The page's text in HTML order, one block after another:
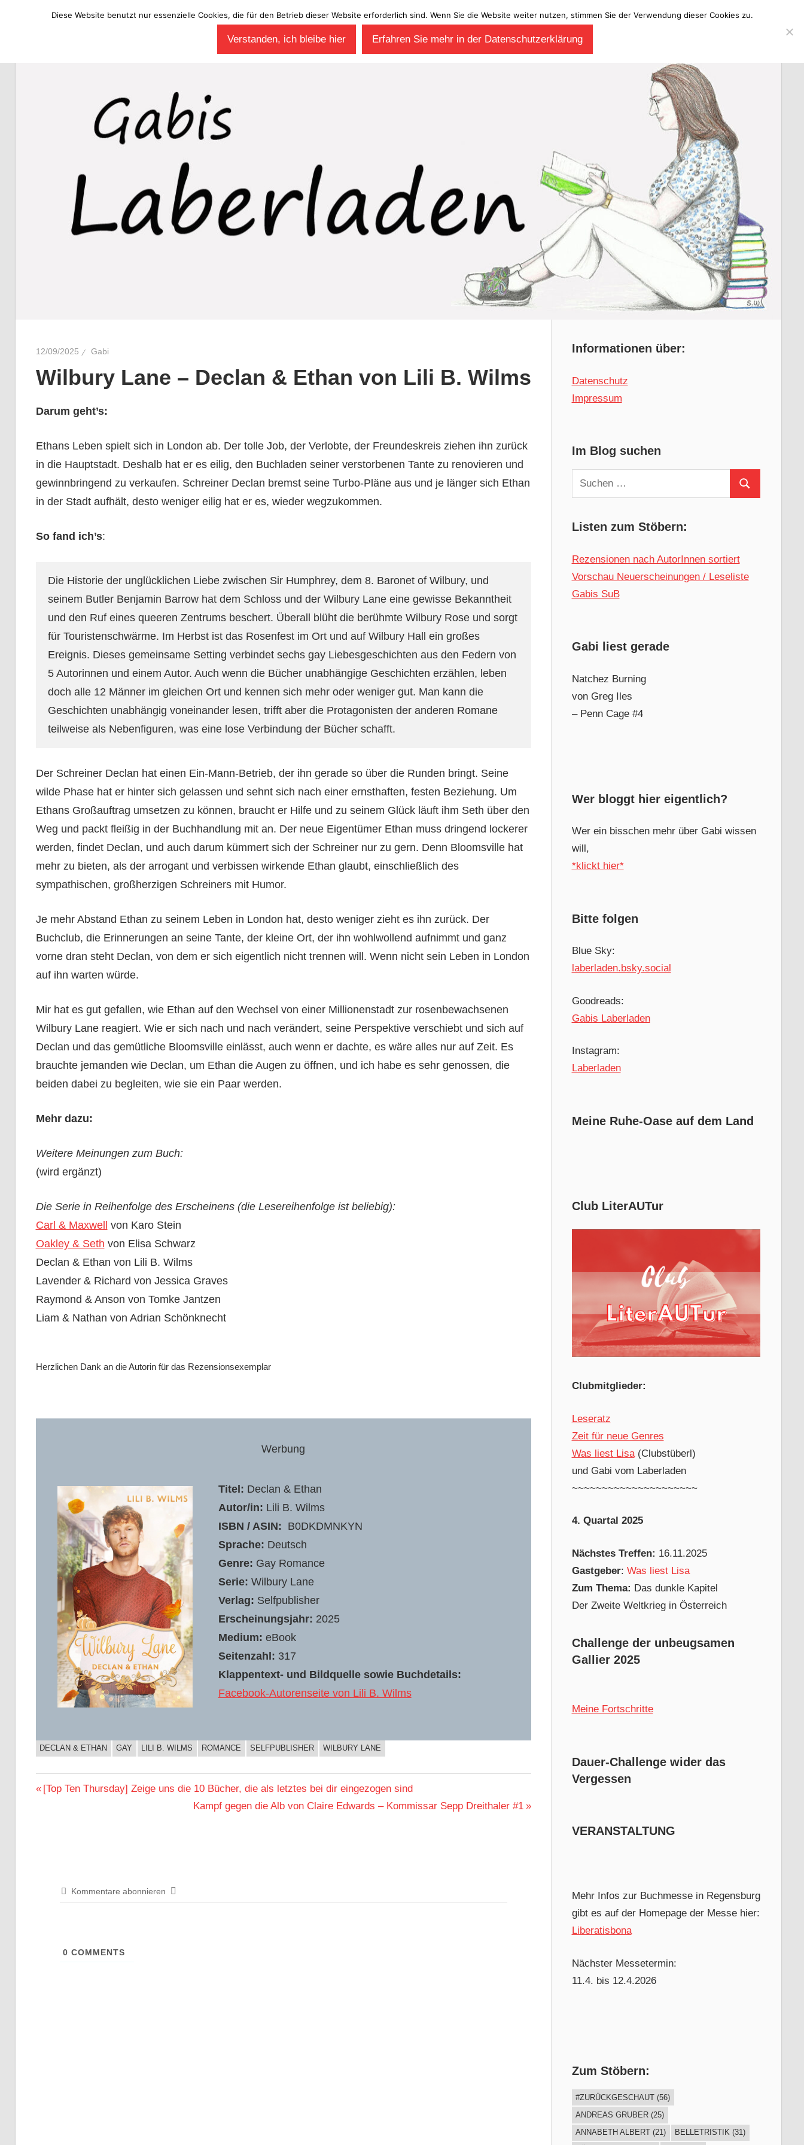
12/09/2025 Gabi
Wilbury Lane – Declan & Ethan von Lili B. Wilms
Darum geht’s:
Ethans Leben spielt sich in London ab. Der tolle Job, der Verlobte, der Freundeskreis ziehen ihn zurück
in die Hauptstadt. Deshalb hat er es eilig, den Buchladen seiner verstorbenen Tante zu renovieren und
gewinnbringend zu verkaufen. Schreiner Declan bremst seine Turbo-Pläne aus und je länger sich Ethan
in der Stadt aufhält, desto weniger eilig hat er es, wieder wegzukommen.
So fand ich’s:
Die Historie der unglücklichen Liebe zwischen Sir Humphrey, dem 8. Baronet of Wilbury, und
seinem Butler Benjamin Barrow hat dem Schloss und der Wilbury Lane eine gewisse Bekanntheit
und den Ruf eines queeren Zentrums beschert. Überall blüht die berühmte Wilbury Rose und sorgt
für Touristenschwärme. Im Herbst ist das Rosenfest im Ort und auf Wilbury Hall ein großes
Ereignis. Dieses gemeinsame Setting verbindet sechs gay Liebesgeschichten aus den Federn von
5 Autorinnen und einem Autor. Auch wenn die Bücher unabhängige Geschichten erzählen, leben
doch alle 12 Männer im gleichen Ort und kennen sich mehr oder weniger gut. Man kann die
Geschichten unabhängig voneinander lesen, trifft aber die Protagonisten der anderen Romane
teilweise als Nebenfiguren, was eine lose Verbindung der Bücher schafft.
Der Schreiner Declan hat einen Ein-Mann-Betrieb, der ihn gerade so über die Runden bringt. Seine
wilde Phase hat er hinter sich gelassen und sehnt sich nach einer ernsthaften, festen Beziehung. Um
Ethans Großauftrag umsetzen zu können, braucht er Hilfe und zu seinem Glück läuft ihm Seth über den
Weg und packt fleißig in der Buchhandlung mit an. Der neue Eigentümer Ethan muss dringend lockerer
werden, findet Declan, und auch darum kümmert sich der Schreiner nur zu gern. Denn Bloomsville hat
mehr zu bieten, als der arrogant und verbissen wirkende Ethan glaubt, einschließlich des
sympathischen, großherzigen Schreiners mit Humor.
Je mehr Abstand Ethan zu seinem Leben in London hat, desto weniger zieht es ihn zurück. Der
Buchclub, die Erinnerungen an seine Tante, der kleine Ort, der ihn wohlwollend aufnimmt und ganz
vorne dran steht Declan, von dem er sich eigentlich nicht trennen will. Wenn nicht sein Leben in London
auf ihn warten würde.
Mir hat es gut gefallen, wie Ethan auf den Wechsel von einer Millionenstadt zur rosenbewachsenen
Wilbury Lane reagiert. Wie er sich nach und nach verändert, seine Perspektive verschiebt und sich auf
Declan und das gemütliche Bloomsville einlässt, auch wenn er dachte, es wäre alles nur auf Zeit. Es
brauchte jemanden wie Declan, um Ethan die Augen zu öffnen, und ich habe es sehr genossen, die
beiden dabei zu begleiten, wie sie ein Paar werden.
Mehr dazu:
Weitere Meinungen zum Buch:
(wird ergänzt)
Die Serie in Reihenfolge des Erscheinens (die Lesereihenfolge ist beliebig):
Carl & Maxwell
von Karo Stein
Oakley & Seth von Elisa Schwarz
Declan & Ethan von Lili B. Wilms
Lavender & Richard von Jessica Graves
Raymond & Anson von Tomke Jantzen
Liam & Nathan von Adrian Schönknecht
Herzlichen Dank an die Autorin für das Rezensionsexemplar
Werbung
Titel: Declan & Ethan
Autor/in: Lili B. Wilms
ISBN / ASIN: ‎ B0DKDMNKYN
Sprache: Deutsch
Genre: Gay Romance
Serie: Wilbury Lane
Verlag: Selfpublisher
Erscheinungsjahr: 2025
Medium: eBook
Seitenzahl: 317
Klappentext- und Bildquelle sowie Buchdetails:
Facebook-Autorenseite von Lili B. Wilms
BUCHIGES
DECLAN & ETHAN GAY LILI B. WILMS ROMANCE SELFPUBLISHER WILBURY LANE
Beitragsnavigation
Vorheriger
[Top Ten Thursday] Zeige uns die 10 Bücher, die als letztes bei dir eingezogen sind
Nächster
Kampf gegen die Alb von Claire Edwards – Kommissar Sepp Dreithaler #1
Kommentare abonnieren
0 COMMENTS
Informationen über:
Datenschutz
Impressum
Im Blog suchen
Suchen
nach:
Suchen
Listen zum Stöbern:
Rezensionen nach AutorInnen sortiert
Vorschau Neuerscheinungen / Leseliste
Gabis SuB
Gabi liest gerade
Natchez Burning
von Greg Iles
– Penn Cage #4
Wer bloggt hier eigentlich?
Wer ein bisschen mehr über Gabi wissen
will,
*klickt hier*
Bitte folgen
Blue Sky:
laberladen.bsky.social
Goodreads:
Gabis Laberladen
Instagram:
Laberladen
Meine Ruhe-Oase auf dem Land
Club LiterAUTur
Clubmitglieder:
Leseratz
Zeit für neue Genres
Was liest Lisa(Clubstüberl)
und Gabi vom Laberladen
~~~~~~~~~~~~~~~~~~~~~
4. Quartal 2025
Nächstes Treffen: 16.11.2025
Gastgeber: Was liest Lisa
Zum Thema: Das dunkle Kapitel
Der Zweite Weltkrieg in Österreich
Challenge der unbeugsamen
Gallier 2025
Meine Fortschritte
Dauer-Challenge wider das
Vergessen
VERANSTALTUNG
Mehr Infos zur Buchmesse in Regensburg
gibt es auf der Homepage der Messe hier:
Liberatisbona
Nächster Messetermin:
11.4. bis 12.4.2026
Zum Stöbern:
#ZURÜCKGESCHAUT (56)
ANDREAS GRUBER (25)
ANNABETH ALBERT (21) BELLETRISTIK (31)
Diese Website benutzt nur essenzielle Cookies, die für den Betrieb dieser Website erforderlich sind. Wenn Sie die Website weiter nutzen, stimmen Sie der Verwendung dieser Cookies zu.
Verstanden, ich bleibe hier Erfahren Sie mehr in der Datenschutzerklärung